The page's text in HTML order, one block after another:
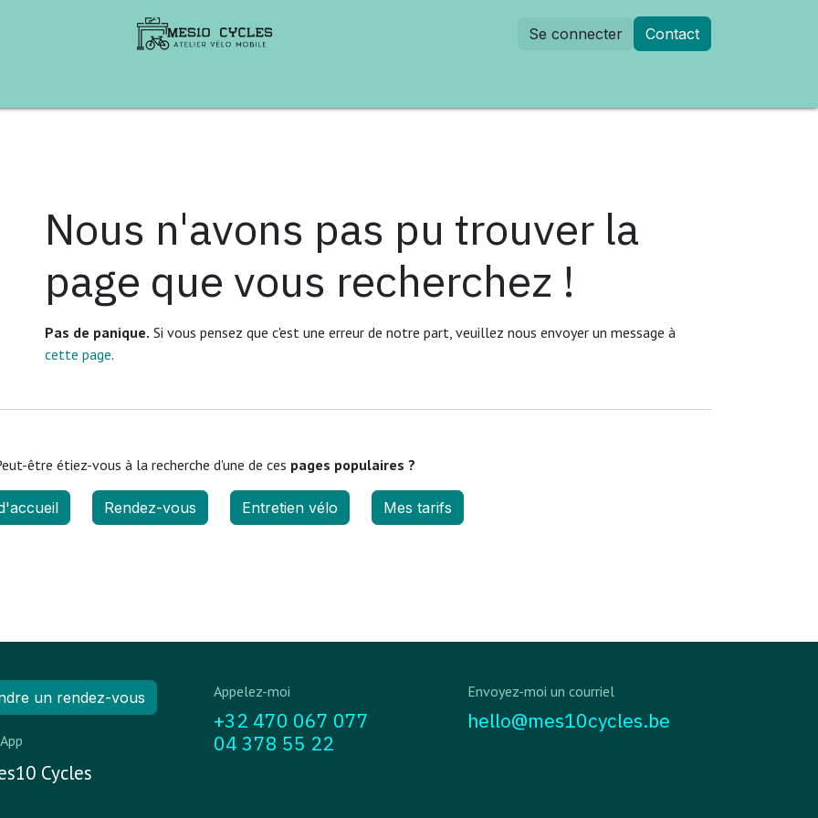
Se connecter Contact
Erreur 404
Nous n'avons pas pu trouver la
page que vous recherchez !
Pas de panique. Si vous pensez que c'est une erreur de notre part, veuillez nous envoyer un message à
cette page.
être étiez-vous à la recherche d'une de ces pages populaires ?
Rendez-vous Entretien vélo Mes tarifs
Envoyez-moi un courriel
hello@mes10cycles.be
Appelez-moi
+32 470 067 077
04 378 55 22
un rendez-vous
Cycles